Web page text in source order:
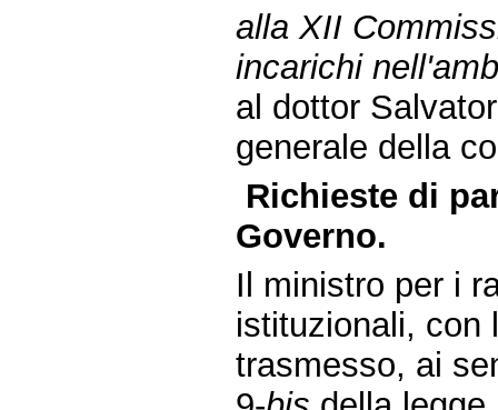
alla XII
incarichi
al dottor
generale della
Richieste di
Governo.
Il ministro per i
istituzionali, con
trasmesso, ai